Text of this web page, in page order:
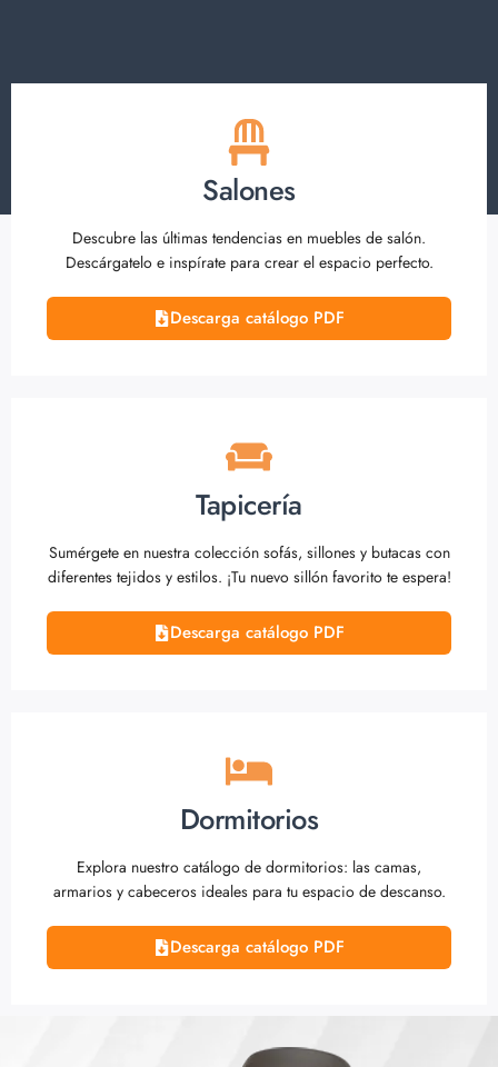
Salones
Descubre las últimas tendencias en muebles de salón.
Descárgatelo e inspírate para crear el espacio perfecto.
Descarga catálogo PDF
Tapicería
Sumérgete en nuestra colección sofás, sillones y butacas con
diferentes tejidos y estilos. ¡Tu nuevo sillón favorito te espera!
Descarga catálogo PDF
Dormitorios
Explora nuestro catálogo de dormitorios: las camas,
armarios y cabeceros ideales para tu espacio de descanso.
Descarga catálogo PDF